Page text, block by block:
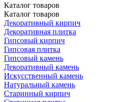
Каталог товаров
Каталог товаров
Декоративный кирпич
Декоративная плитка
Гипсовый кирпич
Гипсовая плитка
Гипсовый камень
Декоративный камень
Искусственный камень
Натуральный камень
Старинный кирпич